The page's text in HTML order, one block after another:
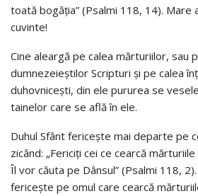
toată bogăţia” (Psalmi 118, 14). Mare
cuvinte!
Cine aleargă pe calea mărturiilor, sau
dumnezeieştilor Scripturi şi pe calea
duhovniceşti, din ele pururea se
tainelor care se află în ele.
Duhul Sfânt fericeşte mai departe pe
zicând: „Fericiţi cei ce cearcă
Îl vor căuta pe Dânsul” (Psalmi 118,
fericeşte pe omul care cearcă